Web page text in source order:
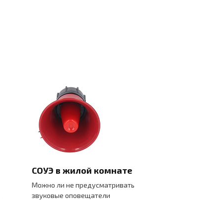
СОУЭ в жилой комнате
Можно ли не предусматривать
звуковые оповещатели